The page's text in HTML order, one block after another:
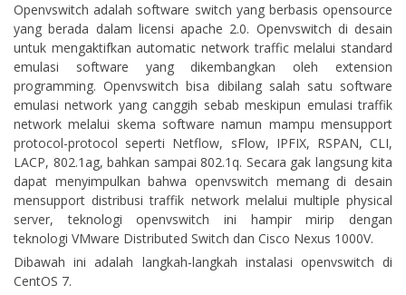
Openvswitch adalah software switch yang berbasis opensource
yang berada dalam licensi apache 2.0. Openvswitch di desain
untuk mengaktifkan automatic network traffic melalui standard
emulasi software yang dikembangkan oleh extension
programming. Openvswitch bisa dibilang salah satu software
emulasi network yang canggih sebab meskipun emulasi traffik
network melalui skema software namun mampu mensupport
protocol-protocol seperti Netflow, sFlow, IPFIX, RSPAN, CLI,
LACP, 802.1ag, bahkan sampai 802.1q. Secara gak langsung kita
dapat menyimpulkan bahwa openvswitch memang di desain
mensupport distribusi traffik network melalui multiple physical
server, teknologi openvswitch ini hampir mirip dengan
teknologi VMware Distributed Switch dan Cisco Nexus 1000V.
Dibawah ini adalah langkah-langkah instalasi openvswitch di
CentOS 7.